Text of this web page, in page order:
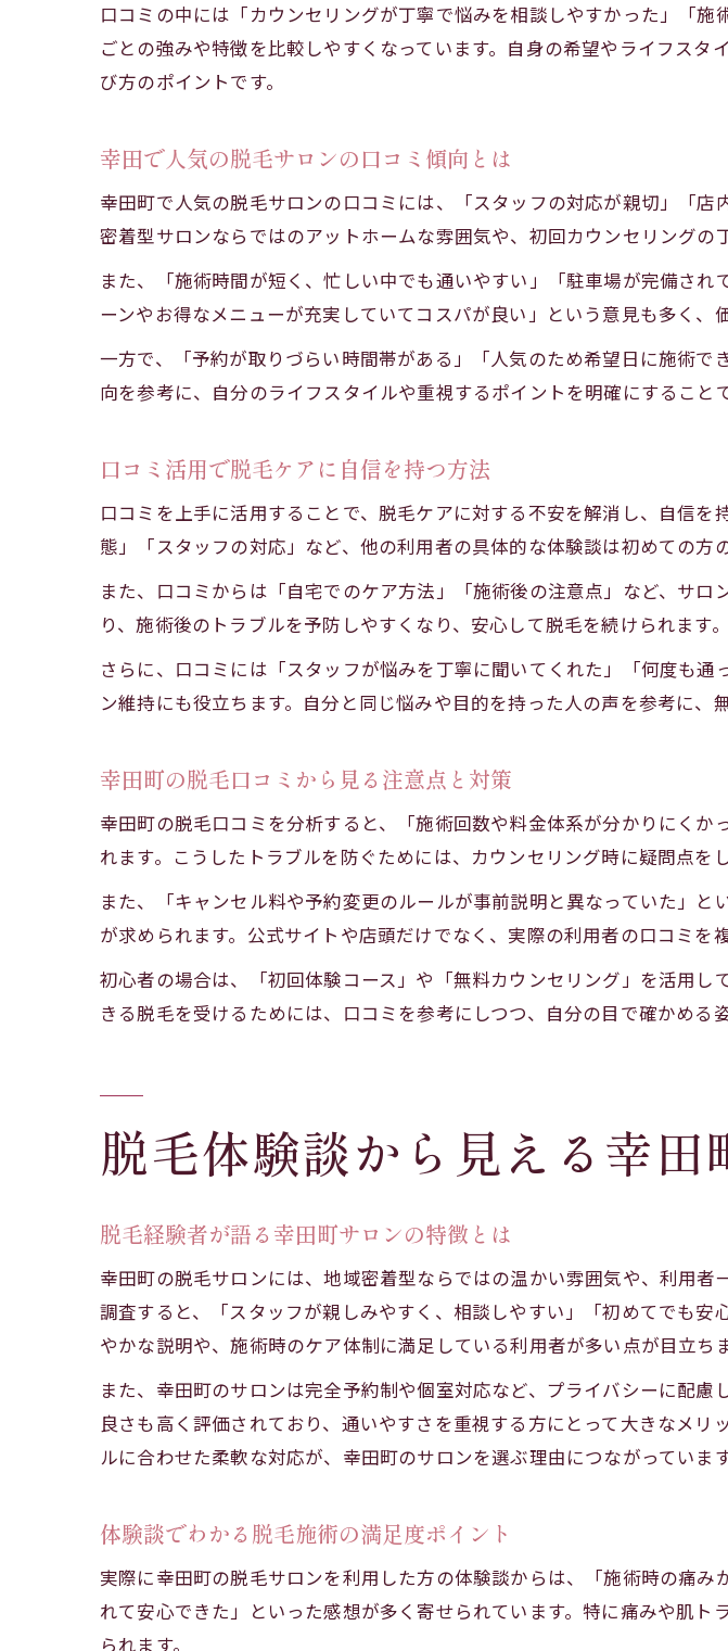
痛みを気にする方に
フェイシャルや全身脱毛
脱毛口コミで注目さ
体験談で比較するフ
幸田町の脱毛で満足する
脱毛満足度が高い人
口コミで語られる幸
施術内容や料金で比
口コミの中には「カウンセリングが丁寧で悩みを相談しやすかった」「
ごとの強みや特徴を比較しやすくなっています。自身の希望やライフス
び方のポイントです。
幸田で人気の脱毛サロンの口コミ傾向とは
幸田町で人気の脱毛サロンの口コミには、「スタッフの対応が親切」「
密着型サロンならではのアットホームな雰囲気や、初回カウンセリングの
また、「施術時間が短く、忙しい中でも通いやすい」「駐車場が完備さ
ーンやお得なメニューが充実していてコスパが良い」という意見も多く、
一方で、「予約が取りづらい時間帯がある」「人気のため希望日に施術
向を参考に、自分のライフスタイルや重視するポイントを明確にすること
口コミ活用で脱毛ケアに自信を持つ方法
口コミを上手に活用することで、脱毛ケアに対する不安を解消し、自信
態」「スタッフの対応」など、他の利用者の具体的な体験談は初めての方
また、口コミからは「自宅でのケア方法」「施術後の注意点」など、サ
り、施術後のトラブルを予防しやすくなり、安心して脱毛を続けられます。
さらに、口コミには「スタッフが悩みを丁寧に聞いてくれた」「何度も
ン維持にも役立ちます。自分と同じ悩みや目的を持った人の声を参考に、
幸田町の脱毛口コミから見る注意点と対策
幸田町の脱毛口コミを分析すると、「施術回数や料金体系が分かりにく
れます。こうしたトラブルを防ぐためには、カウンセリング時に疑問点を
また、「キャンセル料や予約変更のルールが事前説明と異なっていた」
が求められます。公式サイトや店頭だけでなく、実際の利用者の口コミを
初心者の場合は、「初回体験コース」や「無料カウンセリング」を活用
きる脱毛を受けるためには、口コミを参考にしつつ、自分の目で確かめる
脱毛体験談から見える幸田
脱毛経験者が語る幸田町サロンの特徴とは
幸田町の脱毛サロンには、地域密着型ならではの温かい雰囲気や、利用
調査すると、「スタッフが親しみやすく、相談しやすい」「初めてでも
やかな説明や、施術時のケア体制に満足している利用者が多い点が目立ちま
また、幸田町のサロンは完全予約制や個室対応など、プライバシーに配
良さも高く評価されており、通いやすさを重視する方にとって大きなメ
ルに合わせた柔軟な対応が、幸田町のサロンを選ぶ理由につながっています
体験談でわかる脱毛施術の満足度ポイント
実際に幸田町の脱毛サロンを利用した方の体験談からは、「施術時の痛
れて安心できた」といった感想が多く寄せられています。特に痛みや肌
られます。